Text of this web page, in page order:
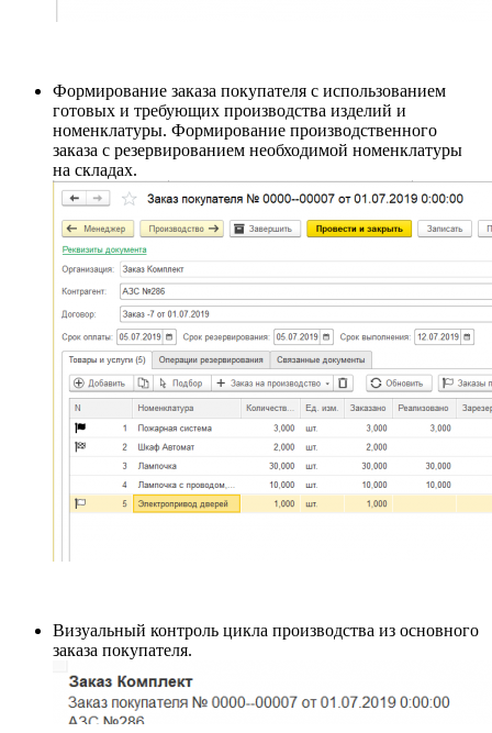
Формирование заказа покупателя с использованием
готовых и требующих производства изделий и
номенклатуры. Формирование производственного
заказа с резервированием необходимой номенклатуры
на складах.
Визуальный контроль цикла производства из основного
заказа покупателя.